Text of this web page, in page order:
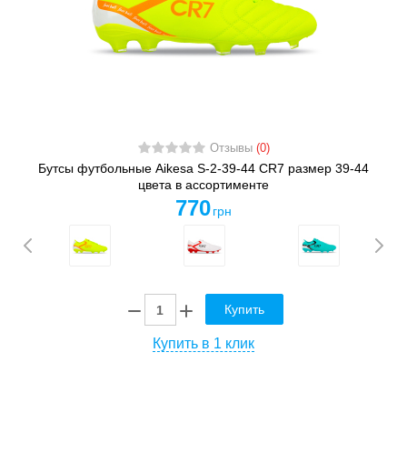
Отзывы (0)
Бутсы футбольные Aikesa S-2-39-44 CR7 размер 39-44
цвета в ассортименте
770 грн
Купить
Купить в 1 клик